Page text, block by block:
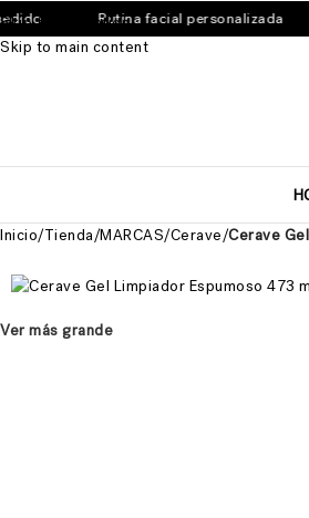
Skip to navigation
Skip to main content
Rutina facial personalizada
Inicio/Tienda/MARCAS/Cerave/Cerave
Ver más grande